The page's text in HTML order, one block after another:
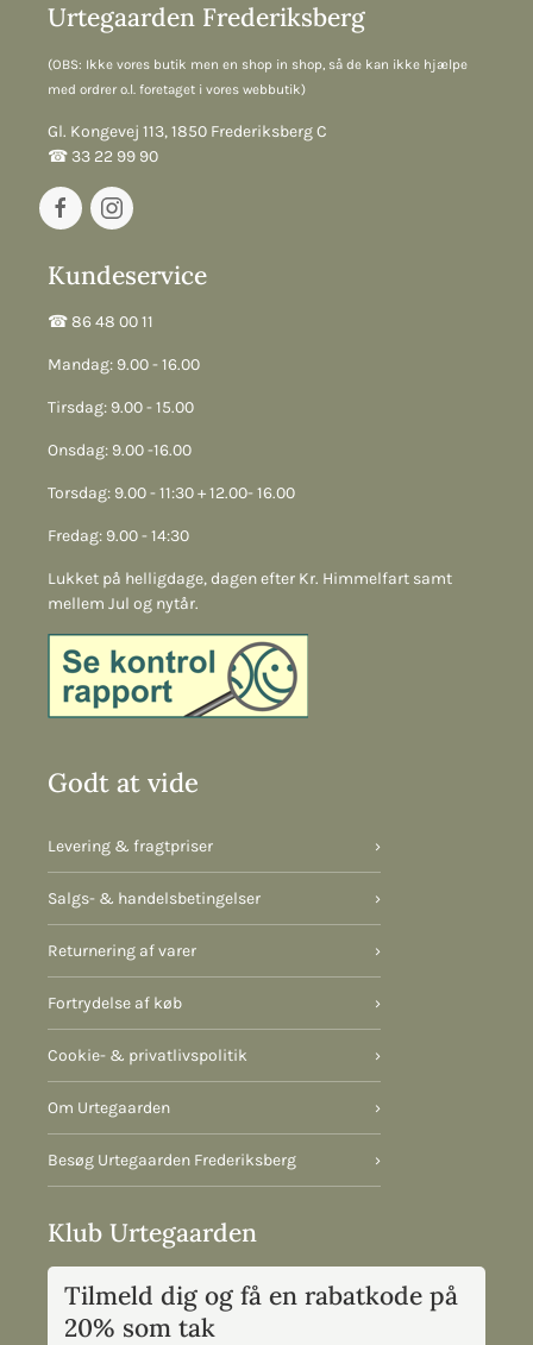
Urtegaarden Frederiksberg
(OBS: Ikke vores butik men en shop in shop, så de kan ikke hjælpe
med ordrer o.l. foretaget i vores webbutik)
Gl. Kongevej 113, 1850 Frederiksberg C
☎︎ 33 22 99 90
Kundeservice
☎︎ 86 48 00 11
Mandag: 9.00 - 16.00
Tirsdag: 9.00 - 15.00
Onsdag: 9.00 -16.00
Torsdag: 9.00 - 11:30 + 12.00- 16.00
Fredag: 9.00 - 14:30
Lukket på helligdage, dagen efter Kr. Himmelfart samt
mellem Jul og nytår.
Godt at vide
Levering & fragtpriser ›
Salgs- & handelsbetingelser ›
Returnering af varer ›
Fortrydelse af køb ›
Cookie- & privatlivspolitik ›
Om Urtegaarden ›
Besøg Urtegaarden Frederiksberg ›
Klub Urtegaarden
Tilmeld dig og få en rabatkode på
20% som tak